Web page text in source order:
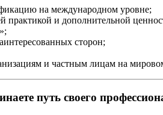
на международном уровне;
практикой и дополнительной
сторон;
и частным лицам на
путь своего